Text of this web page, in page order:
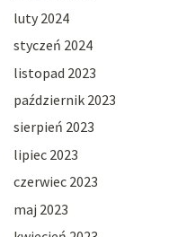
luty 2024
styczeń 2024
listopad 2023
październik 2023
sierpień 2023
lipiec 2023
czerwiec 2023
maj 2023